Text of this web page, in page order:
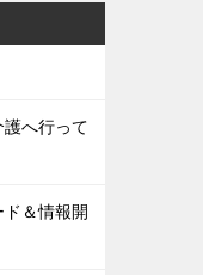
へ行って
＆情報開